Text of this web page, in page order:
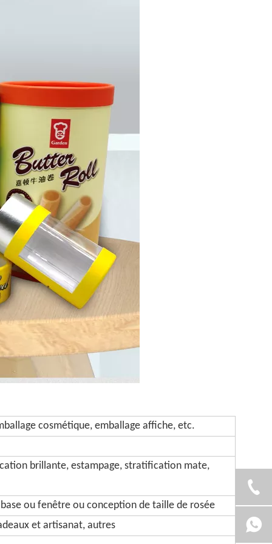
cosmétique, emballage affiche, etc.
brillante, estampage, stratification mate,
ou fenêtre ou conception de taille de rosée
et artisanat, autres